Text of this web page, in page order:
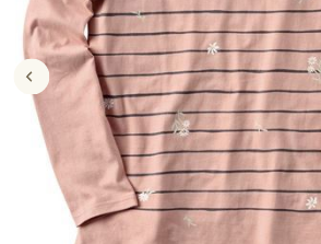
寝具・ベッド
カーテン・ラグ・ファブリック
美容・健康・サプリメント
制服・スクールすべて
制服・学生服
ジュニア・ティーンズ下着
大きいサイズ
大きいサイズ通販すべて
大きいサイズ レディース服
大きいサイズ レディース下着
バーゲン
バーゲンセール
シークレットセール
詳細検索
商品カテゴリ一覧
カーテン・ラグ・ファブリック
制服・学生服
ジュニア・ティーンズ下着
大きいサイズ通販すべて
大きいサイズ レディース服
大きいサイズ レディース下着
大きいサイズ メンズ
バーゲン
バーゲンセール
シークレットセール
詳細検索
商品カテゴリ一覧
カタログ